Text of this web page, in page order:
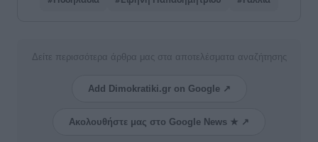
Δείτε περισσότερα άρθρα μας στα αποτελέσματα αναζήτησης
Add Dimokratiki.gr on Google ↗
Ακολουθήστε μας στο Google News ★ ↗